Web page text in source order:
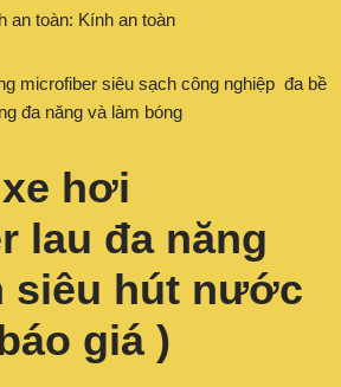
an toàn: Kính an toàn
microfiber siêu sạch công nghiệp đa bề
đa năng và làm bóng
hơi
lau đa năng
siêu hút nước
giá )